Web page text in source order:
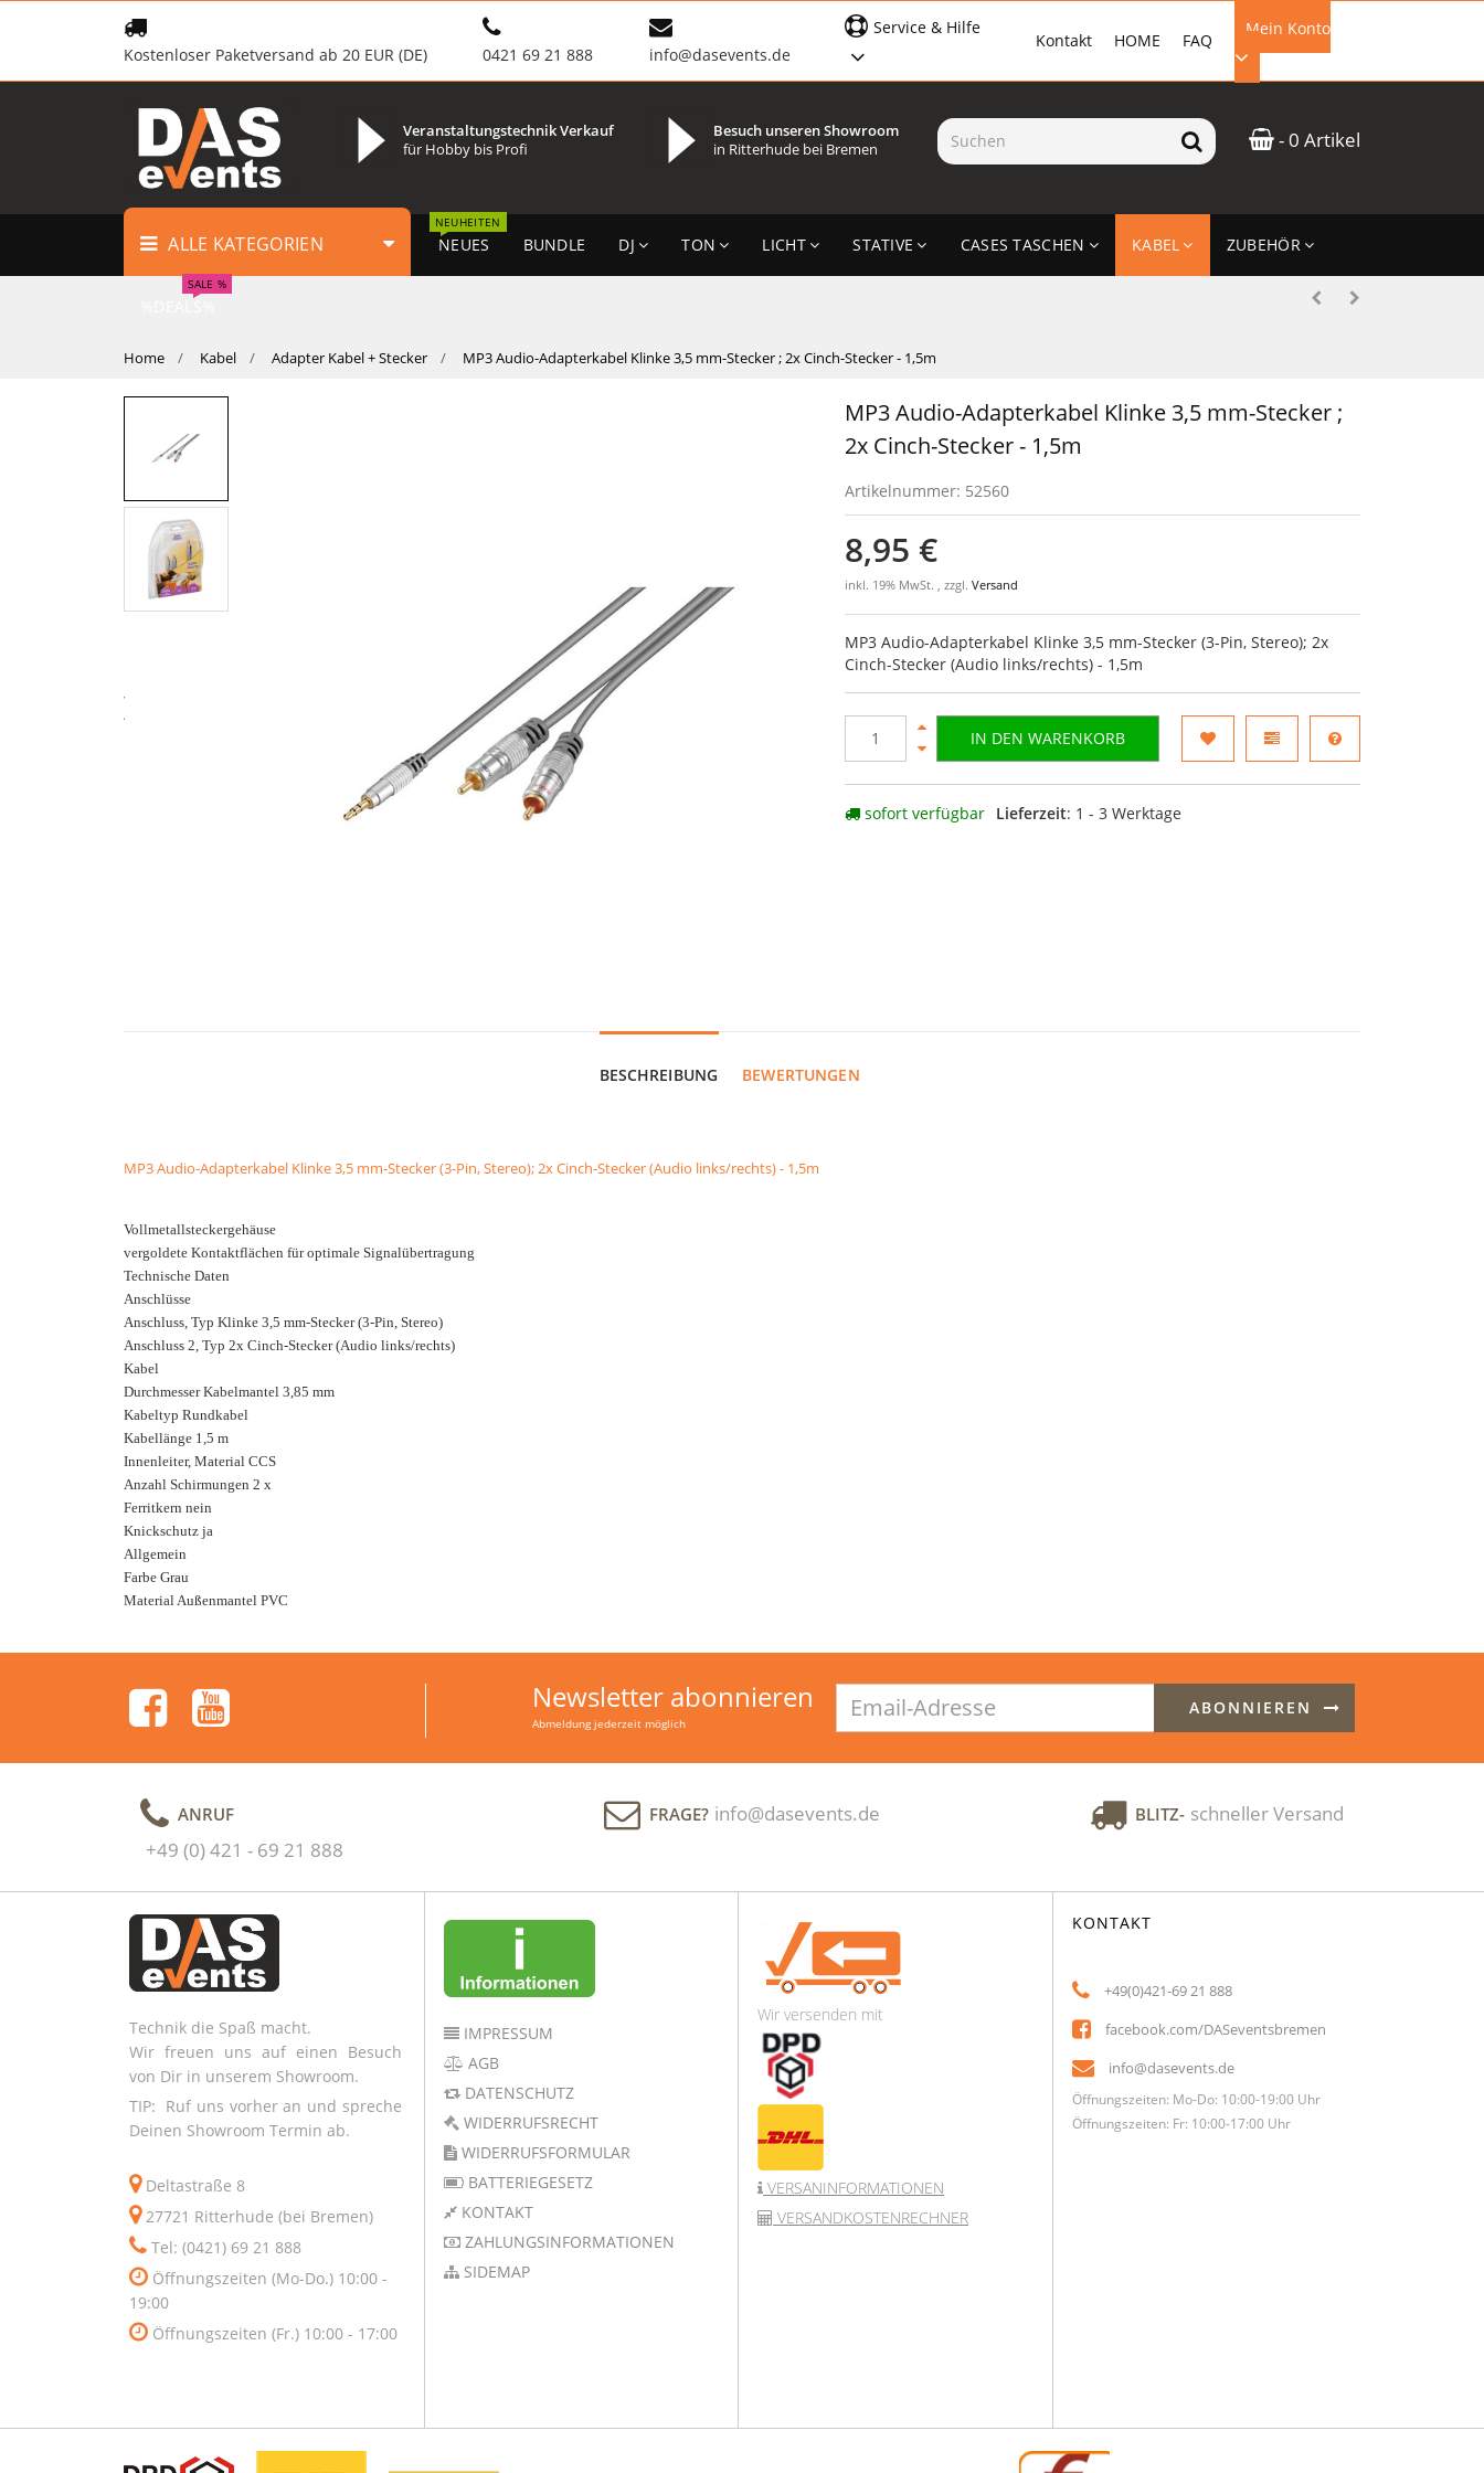
Kostenloser Paketversand ab 20 EUR (DE) 0421 69 21 888 info@dasevents.de
Mein Konto
EMAIL-ADRESSE
ANMELDEN
FAQ
HOME
Kontakt
Service & Hilfe
- 0 Artikel
Veranstaltungstechnik Verkauf
für Hobby bis Profi
Besuch unseren Showroom
in Ritterhude bei Bremen
ALLE KATEGORIEN NEUES
NEUHEITEN
BUNDLE DJ TON LICHT STATIVE CASES TASCHEN KABEL ZUBEHÖR
SALE %
Home Kabel Adapter Kabel + Stecker MP3 Audio-Adapterkabel Klinke 3,5 mm-Stecker ; 2x Cinch-Stecker - 1,5m
MP3 Audio-Adapterkabel Klinke 3,5 mm-Stecker ;
2x Cinch-Stecker - 1,5m
Artikelnummer: 52560
8,95 €
inkl. 19% MwSt. , zzgl.Versand
MP3 Audio-Adapterkabel Klinke 3,5 mm-Stecker (3-Pin, Stereo); 2x
Cinch-Stecker (Audio links/rechts) - 1,5m
IN DEN WARENKORB
sofort verfügbar Lieferzeit: 1 - 3 Werktage
BESCHREIBUNG BEWERTUNGEN
MP3 Audio-Adapterkabel Klinke 3,5 mm-Stecker (3-Pin, Stereo); 2x Cinch-Stecker (Audio links/rechts) - 1,5m
Vollmetallsteckergehäuse
vergoldete Kontaktflächen für optimale Signalübertragung
Technische Daten
Anschlüsse
Anschluss, Typ Klinke 3,5 mm-Stecker (3-Pin, Stereo)
Anschluss 2, Typ 2x Cinch-Stecker (Audio links/rechts)
Kabel
Durchmesser Kabelmantel 3,85 mm
Kabeltyp Rundkabel
Kabellänge 1,5 m
Innenleiter, Material CCS
Anzahl Schirmungen 2 x
Ferritkern nein
Knickschutz ja
Allgemein
Farbe Grau
Material Außenmantel PVC
Newsletter abonnieren
Abmeldung jederzeit möglich
Adresse
ABONNIEREN
ANRUF
+49 (0) 421 - 69 21 888
FRAGE? info@dasevents.de BLITZ- schneller Versand
Technik die Spaß macht.
Wir freuen uns auf einen Besuch
von Dir in unserem Showroom.
TIP: Ruf uns vorher an und spreche
Deinen Showroom Termin ab.
Deltastraße 8
27721 Ritterhude (bei Bremen)
Tel: (0421) 69 21 888
Öffnungszeiten (Mo-Do.) 10:00 -
19:00
Öffnungszeiten (Fr.) 10:00 - 17:00
IMPRESSUM
AGB
DATENSCHUTZ
WIDERRUFSRECHT
WIDERRUFSFORMULAR
BATTERIEGESETZ
KONTAKT
ZAHLUNGSINFORMATIONEN
SIDEMAP
Wir versenden mit
VERSANINFORMATIONEN
VERSANDKOSTENRECHNER
KONTAKT
+49(0)421-69 21 888
facebook.com/DASeventsbremen
info@dasevents.de
Öffnungszeiten: Mo-Do: 10:00-19:00 Uhr
Öffnungszeiten: Fr: 10:00-17:00 Uhr